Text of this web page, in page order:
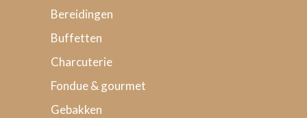
Bereidingen
Buffetten
Charcuterie
Fondue & gourmet
Gebakken